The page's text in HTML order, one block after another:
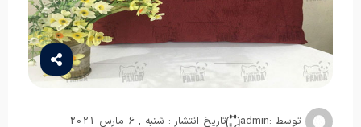
توسط :admin
تاریخ انتشار : شنبه , 6 مارس 2021